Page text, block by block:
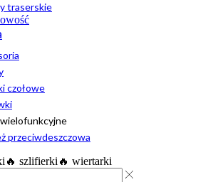
traserskie
czołowe
przeciwdeszczowa
🔥 szlifierki 🔥 wiertarki